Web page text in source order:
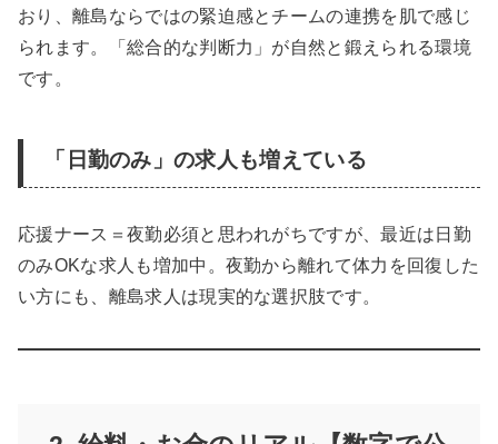
おり、離島ならではの緊迫感とチームの連携を肌で感じ
られます。「総合的な判断力」が自然と鍛えられる環境
です。
「日勤のみ」の求人も増えている
応援ナース＝夜勤必須と思われがちですが、最近は日勤
のみOKな求人も増加中。夜勤から離れて体力を回復した
い方にも、離島求人は現実的な選択肢です。